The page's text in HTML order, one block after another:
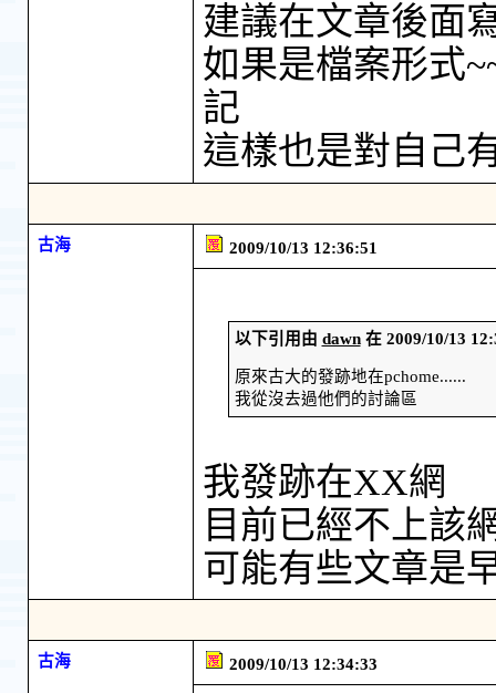
建議在文章後面
如果是檔案形式
記
這樣也是對自己
古海 2009/10/13 12:36:51
以下引用由 dawn在 2009/10/13
原來古大的發跡地在pchome......
我從沒去過他們的討論區
我發跡在XX網
目前已經不上該
可能有些文章是
古海 2009/10/13 12:34:33